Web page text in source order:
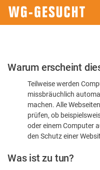
Bitte
dass
sind
Warum erscheint
Teilweise werden
missbräuchlich
machen. Alle
prüfen, ob
oder einem Computer
den Schutz einer
Was ist zu tun?